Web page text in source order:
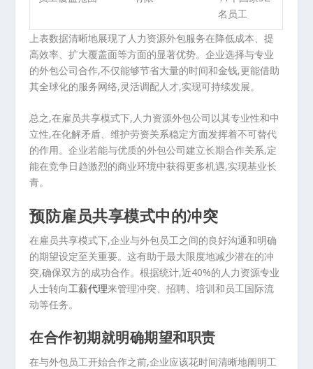
名员工
上表数据清晰地展现了人力资源外包服务在降低成本、提
高效率、扩大覆盖面等方面的显著优势。企业选择与专业
的外包公司合作,不仅能够节省大量的时间和金钱,更能借助
其全球化的服务网络,灵活调配人才,实现可持续发展。
总之,在雇员共享模式下,人力资源外包公司以其专业性和中
立性,在化解矛盾、维护劳资关系稳定方面发挥着不可替代
的作用。企业若能与优质的外包公司建立长期合作关系,定
能在竞争日趋激烈的商业环境中获得更多机遇,实现基业长
青。
预防雇员共享模式中的冲突
在雇员共享模式下,企业与外包员工之间的良好沟通和明确
的期望设定至关重要。这有助于最大限度地减少潜在的冲
突,确保双方的成功合作。根据统计,近40%的人力资源专业
人士转向工薪代理来管理冲突、招聘、培训和员工国际流
动等任务。
在合作初期就明确期望和职责
在与外包员工开始合作之前,企业应该花时间清晰地阐明工